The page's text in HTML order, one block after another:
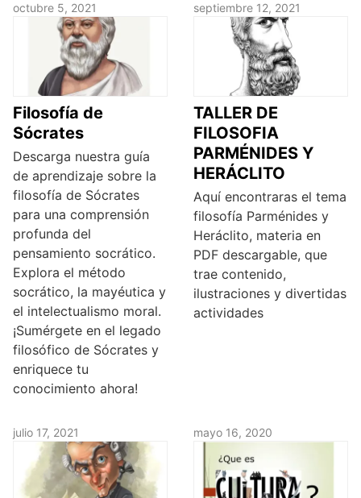
octubre 5, 2021
Filosofía de
Sócrates
Descarga nuestra guía
de aprendizaje sobre la
filosofía de Sócrates
para una comprensión
profunda del
pensamiento socrático.
Explora el método
socrático, la mayéutica y
el intelectualismo moral.
¡Sumérgete en el legado
filosófico de Sócrates y
enriquece tu
conocimiento ahora!
septiembre 12, 2021
TALLER DE
FILOSOFIA
PARMÉNIDES Y
HERÁCLITO
Aquí encontraras el tema
filosofía Parménides y
Heráclito, materia en
PDF descargable, que
trae contenido,
ilustraciones y divertidas
actividades
julio 17, 2021 mayo 16, 2020